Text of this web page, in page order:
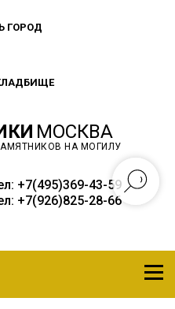
ГОРОД
+7(495)369-43-59
+7(926)825-28-66
МОСКВА
НА МОГИЛУ